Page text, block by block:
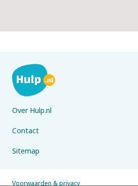
Over Hulp.nl
Contact
Sitemap
Voorwaarden & privacy